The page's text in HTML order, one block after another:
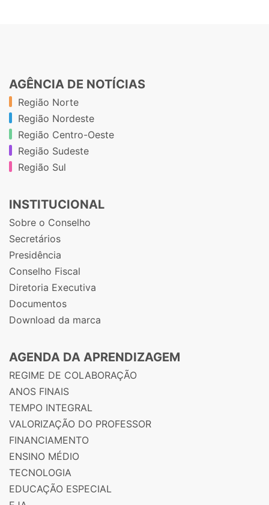
AGÊNCIA DE NOTÍCIAS
Região Norte
Região Nordeste
Região Centro-Oeste
Região Sudeste
Região Sul
INSTITUCIONAL
Sobre o Conselho
Secretários
Presidência
Conselho Fiscal
Diretoria Executiva
Documentos
Download da marca
AGENDA DA APRENDIZAGEM
REGIME DE COLABORAÇÃO
ANOS FINAIS
TEMPO INTEGRAL
VALORIZAÇÃO DO PROFESSOR
FINANCIAMENTO
ENSINO MÉDIO
TECNOLOGIA
EDUCAÇÃO ESPECIAL